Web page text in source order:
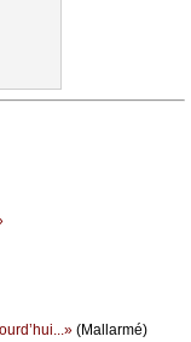
(Μаllаrmé)